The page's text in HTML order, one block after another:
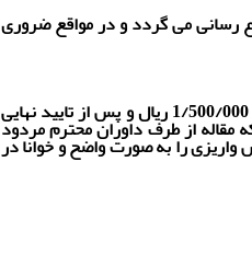
رسانی می گردد و در مواقع ضروری
در صورت تایید اولیه بابت ارسال هر مقاله جهت داوری مبلغ 1/500/000 ریال و پس از تایید نهایی
که مقاله از طرف داوران محترم مردود
را به صورت واضح و خوانا در